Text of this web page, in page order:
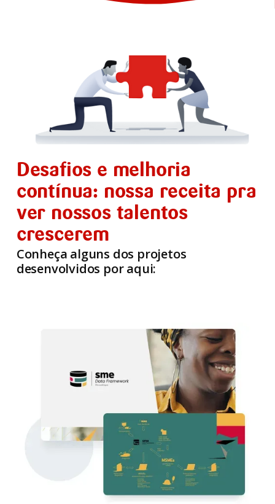
Desafios e melhoria
contínua: nossa receita pra
ver nossos talentos
crescerem
Conheça alguns dos projetos
desenvolvidos por aqui: